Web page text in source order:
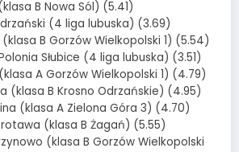
B Nowa Sól) (5.41)
(4 liga lubuska) (3.69)
(klasa B Gorzów Wielkopolski 1) (5.54)
Słubice (4 liga lubuska) (3.51)
A Gorzów Wielkopolski 1) (4.79)
(klasa B Krosno Odrzańskie) (4.95)
(klasa A Zielona Góra 3) (4.70)
(klasa B Żagań) (5.55)
(klasa B Gorzów Wielkopolski